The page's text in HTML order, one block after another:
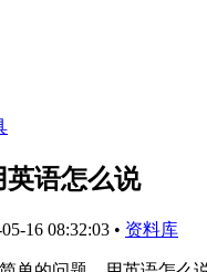
英语怎么说
16 08:32:03 • 资料库